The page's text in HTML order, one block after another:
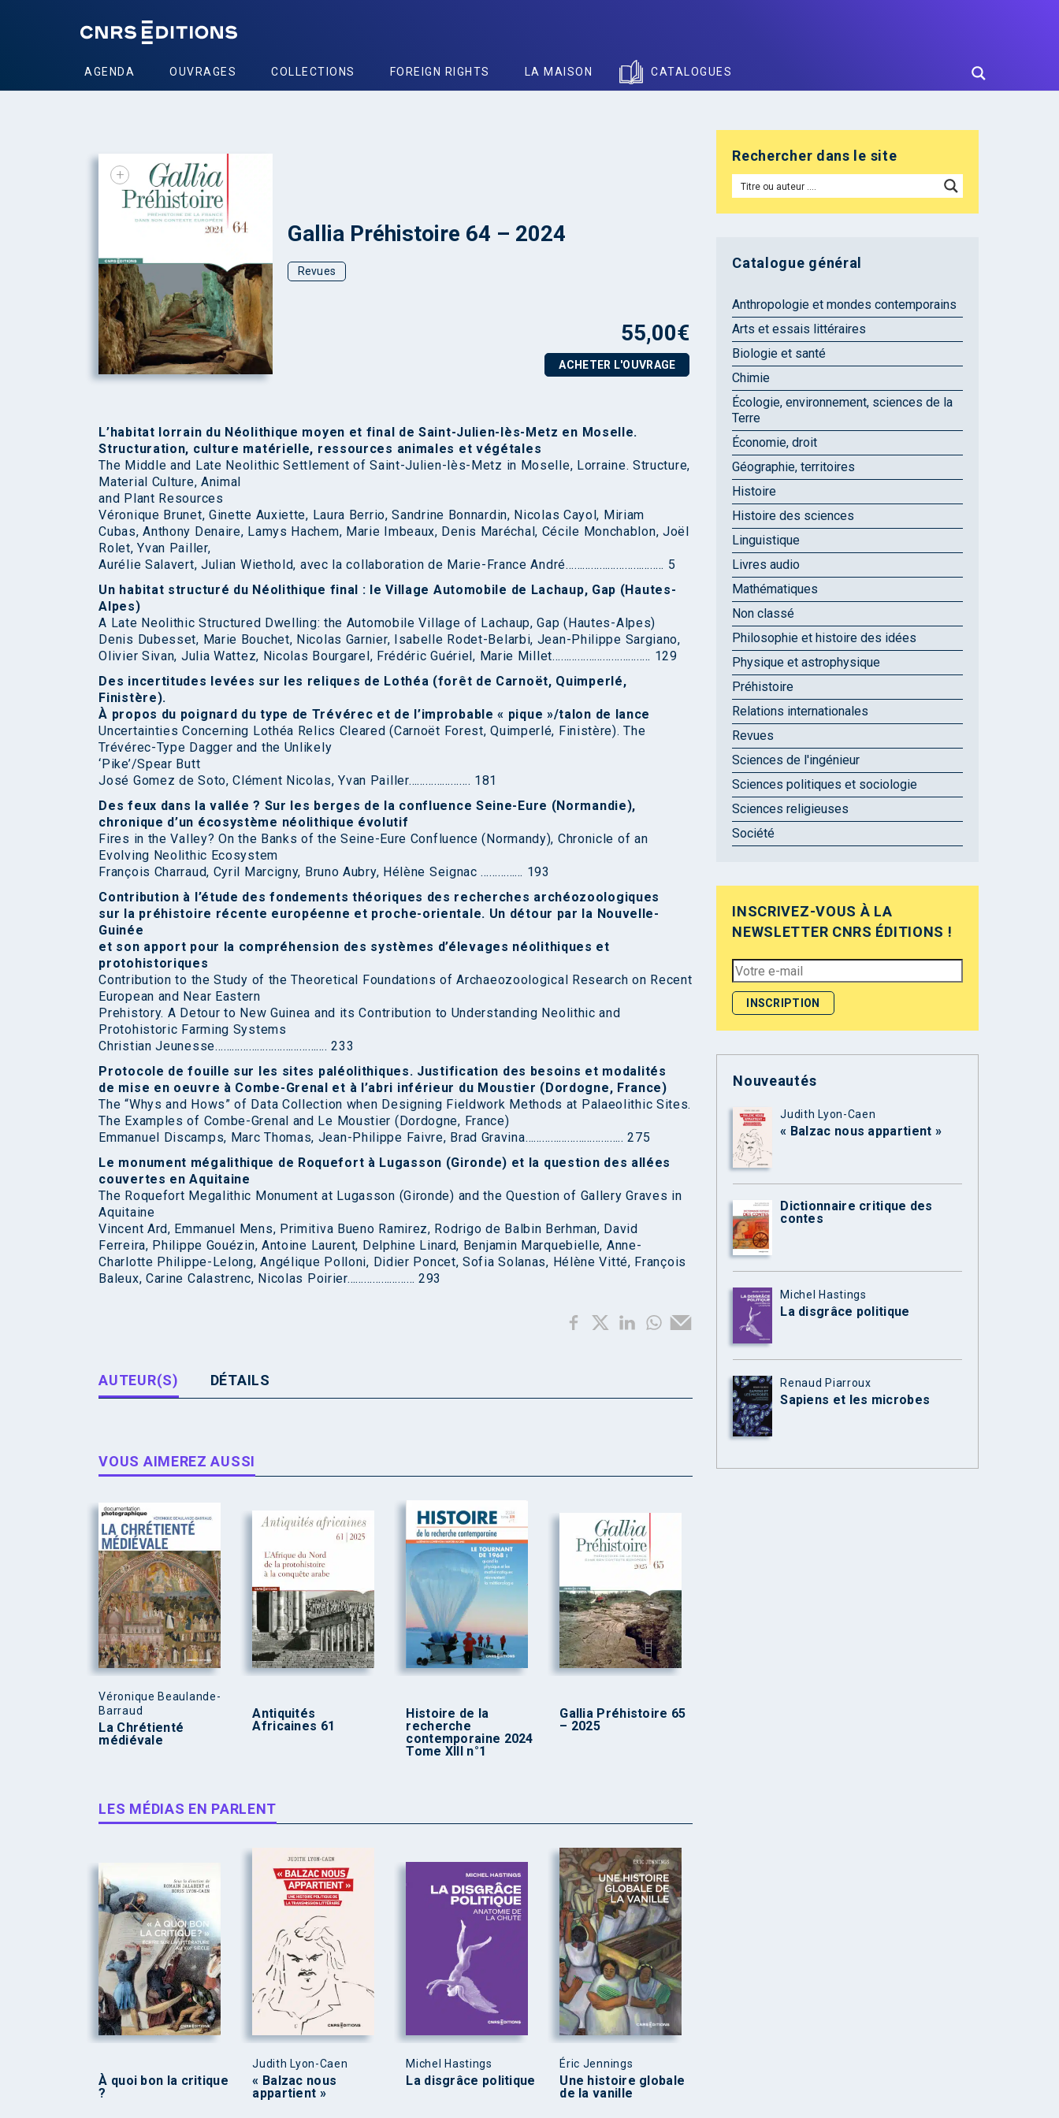
AGENDA OUVRAGES COLLECTIONS FOREIGN RIGHTS LA MAISON CATALOGUES
+
Gallia Préhistoire 64 – 2024
Revues
55,00€
ACHETER L'OUVRAGE
L’habitat lorrain du Néolithique moyen et final de Saint-Julien-lès-Metz en Moselle.
Structuration, culture matérielle, ressources animales et végétales
The Middle and Late Neolithic Settlement of Saint-Julien-lès-Metz in Moselle, Lorraine. Structure,
Material Culture, Animal
and Plant Resources
Véronique Brunet, Ginette Auxiette, Laura Berrio, Sandrine Bonnardin, Nicolas Cayol, Miriam
Cubas, Anthony Denaire, Lamys Hachem, Marie Imbeaux, Denis Maréchal, Cécile Monchablon, Joël
Rolet, Yvan Pailler,
Aurélie Salavert, Julian Wiethold, avec la collaboration de Marie-France André…………………………….. 5
Un habitat structuré du Néolithique final : le Village Automobile de Lachaup, Gap (Hautes-
Alpes)
A Late Neolithic Structured Dwelling: the Automobile Village of Lachaup, Gap (Hautes-Alpes)
Denis Dubesset, Marie Bouchet, Nicolas Garnier, Isabelle Rodet-Belarbi, Jean-Philippe Sargiano,
Olivier Sivan, Julia Wattez, Nicolas Bourgarel, Frédéric Guériel, Marie Millet…………………………….. 129
Des incertitudes levées sur les reliques de Lothéa (forêt de Carnoët, Quimperlé,
Finistère).
À propos du poignard du type de Trévérec et de l’improbable « pique »/talon de lance
Uncertainties Concerning Lothéa Relics Cleared (Carnoët Forest, Quimperlé, Finistère). The
Trévérec-Type Dagger and the Unlikely
‘Pike’/Spear Butt
José Gomez de Soto, Clément Nicolas, Yvan Pailler…………………. 181
Des feux dans la vallée ? Sur les berges de la confluence Seine-Eure (Normandie),
chronique d’un écosystème néolithique évolutif
Fires in the Valley? On the Banks of the Seine-Eure Confluence (Normandy), Chronicle of an
Evolving Neolithic Ecosystem
François Charraud, Cyril Marcigny, Bruno Aubry, Hélène Seignac …………… 193
Contribution à l’étude des fondements théoriques des recherches archéozoologiques
sur la préhistoire récente européenne et proche-orientale. Un détour par la Nouvelle-
Guinée
et son apport pour la compréhension des systèmes d’élevages néolithiques et
protohistoriques
Contribution to the Study of the Theoretical Foundations of Archaeozoological Research on Recent
European and Near Eastern
Prehistory. A Detour to New Guinea and its Contribution to Understanding Neolithic and
Protohistoric Farming Systems
Christian Jeunesse…………………………………. 233
Protocole de fouille sur les sites paléolithiques. Justification des besoins et modalités
de mise en oeuvre à Combe-Grenal et à l’abri inférieur du Moustier (Dordogne, France)
The “Whys and Hows” of Data Collection when Designing Fieldwork Methods at Palaeolithic Sites.
The Examples of Combe-Grenal and Le Moustier (Dordogne, France)
Emmanuel Discamps, Marc Thomas, Jean-Philippe Faivre, Brad Gravina…………………………….. 275
Le monument mégalithique de Roquefort à Lugasson (Gironde) et la question des allées
couvertes en Aquitaine
The Roquefort Megalithic Monument at Lugasson (Gironde) and the Question of Gallery Graves in
Aquitaine
Vincent Ard, Emmanuel Mens, Primitiva Bueno Ramirez, Rodrigo de Balbin Berhman, David
Ferreira, Philippe Gouézin, Antoine Laurent, Delphine Linard, Benjamin Marquebielle, Anne-
Charlotte Philippe-Lelong, Angélique Polloni, Didier Poncet, Sofia Solanas, Hélène Vitté, François
Baleux, Carine Calastrenc, Nicolas Poirier…………………… 293
AUTEUR(S) DÉTAILS
VOUS AIMEREZ AUSSI
Véronique Beaulande-
Barraud
La Chrétienté
médiévale
Antiquités
Africaines 61
Histoire de la
recherche
contemporaine 2024
Tome XIII n°1
Gallia Préhistoire 65
– 2025
LES MÉDIAS EN PARLENT
À quoi bon la critique
?
Judith Lyon-Caen
« Balzac nous
appartient »
Michel Hastings
La disgrâce politique
Éric Jennings
Une histoire globale
de la vanille
Rechercher dans le site
Catalogue général
Anthropologie et mondes contemporains
Arts et essais littéraires
Biologie et santé
Chimie
Écologie, environnement, sciences de la
Terre
Économie, droit
Géographie, territoires
Histoire
Histoire des sciences
Linguistique
Livres audio
Mathématiques
Non classé
Philosophie et histoire des idées
Physique et astrophysique
Préhistoire
Relations internationales
Revues
Sciences de l'ingénieur
Sciences politiques et sociologie
Sciences religieuses
Société
INSCRIVEZ-VOUS À LA
NEWSLETTER CNRS ÉDITIONS !
Nouveautés
Judith Lyon-Caen
« Balzac nous appartient »
Dictionnaire critique des
contes
Michel Hastings
La disgrâce politique
Renaud Piarroux
Sapiens et les microbes